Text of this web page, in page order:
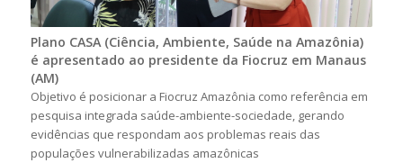
Plano CASA (Ciência, Ambiente, Saúde na Amazônia)
é apresentado ao presidente da Fiocruz em Manaus
(AM)
Objetivo é posicionar a Fiocruz Amazônia como referência em
pesquisa integrada saúde-ambiente-sociedade, gerando
evidências que respondam aos problemas reais das
populações vulnerabilizadas amazônicas